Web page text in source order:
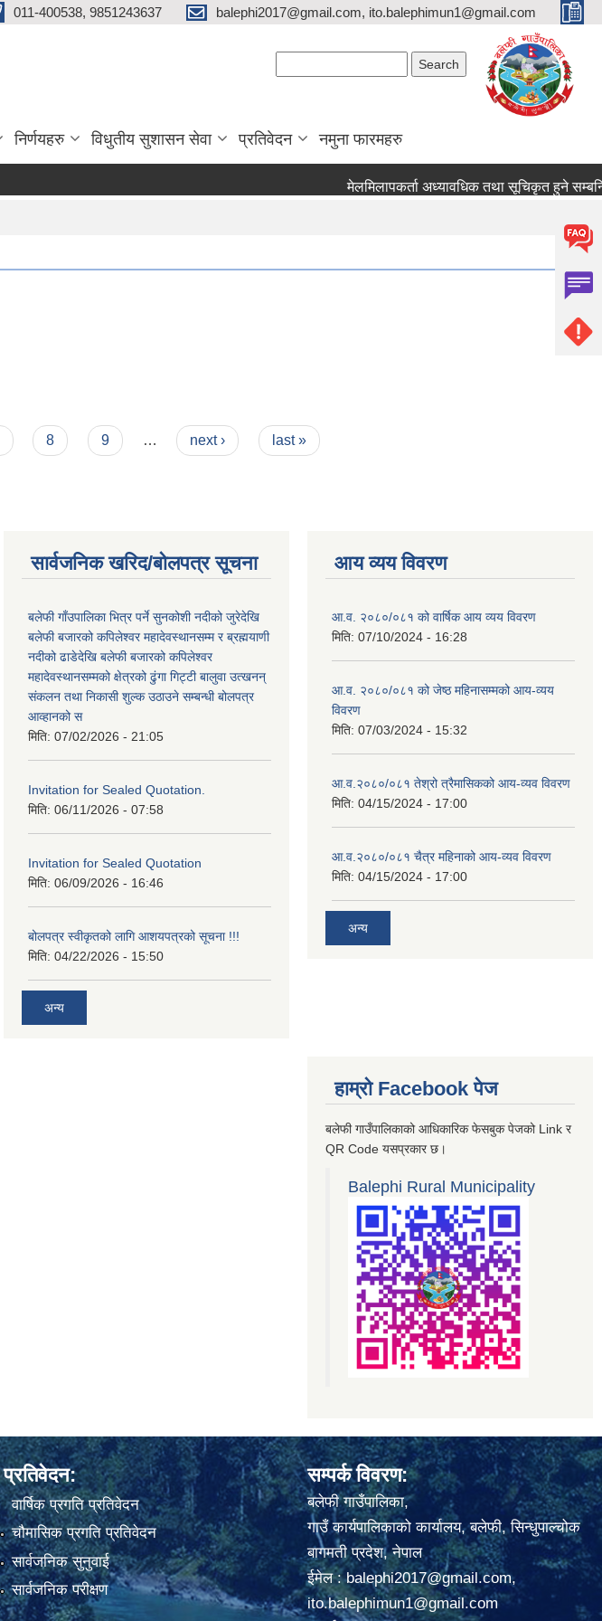
011-400538, 9851243637 balephi2017@gmail.com, ito.balephimun1@gmail.com
निर्णयहरु विधुतीय सुशासन सेवा प्रतिवेदन नमुना फारमहरु
मेलमिलापकर्ता अध्यावधिक तथा सूचिकृत हुने सम्बन्धि
8 9 … next › last »
सार्वजनिक खरिद/बोलपत्र सूचना
बलेफी गाँउपालिका भित्र पर्ने सुनकोशी नदीको जुरेदेखि
बलेफी बजारको कपिलेश्वर महादेवस्थानसम्म र ब्रह्मयाणी
नदीको ढाडेदेखि बलेफी बजारको कपिलेश्वर
महादेवस्थानसम्मको क्षेत्रको ढुंगा गिट्टी बालुवा उत्खनन्
संकलन तथा निकासी शुल्क उठाउने सम्बन्धी बोलपत्र
आव्हानको स
मिति: 07/02/2026 - 21:05
Invitation for Sealed Quotation.
मिति: 06/11/2026 - 07:58
Invitation for Sealed Quotation
मिति: 06/09/2026 - 16:46
बोलपत्र स्वीकृतको लागि आशयपत्रको सूचना !!!
मिति: 04/22/2026 - 15:50
अन्य
आय व्यय विवरण
आ.व. २०८०/०८१ को वार्षिक आय व्यय विवरण
मिति: 07/10/2024 - 16:28
आ.व. २०८०/०८१ को जेष्ठ महिनासम्मको आय-व्यय
विवरण
मिति: 07/03/2024 - 15:32
आ.व.२०८०/०८१ तेश्रो त्रैमासिकको आय-व्यव विवरण
मिति: 04/15/2024 - 17:00
आ.व.२०८०/०८१ चैत्र महिनाको आय-व्यव विवरण
मिति: 04/15/2024 - 17:00
अन्य
हाम्रो Facebook पेज
बलेफी गाउँपालिकाको आधिकारिक फेसबुक पेजको Link र
QR Code यसप्रकार छ।
Balephi Rural Municipality
प्रतिवेदन:
वार्षिक प्रगति प्रतिवेदन
चौमासिक प्रगति प्रतिवेदन
सार्वजनिक सुनुवाई
सार्वजनिक परीक्षण
सम्पर्क विवरण:
बलेफी गाउँपालिका,
गाउँ कार्यपालिकाको कार्यालय, बलेफी, सिन्धुपाल्चोक
बागमती प्रदेश, नेपाल
ईमेल :balephi2017@gmail.com,
ito.balephimun1@gmail.com